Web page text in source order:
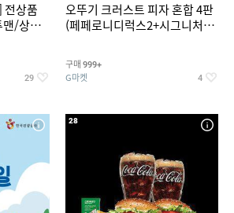
상품
맨/상하
29
오뚜기 크러스트 피자 혼합 4판
(페페로니디럭스2+시그니처익
구매 999+
G마켓 4
28